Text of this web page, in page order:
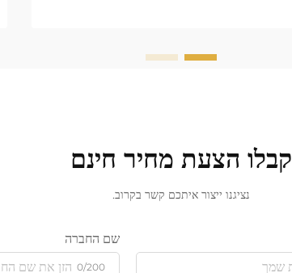
קבלו הצעת מחיר חינם
נציגנו ייצור איתכם קשר בקרוב.
שם החברה
0/200